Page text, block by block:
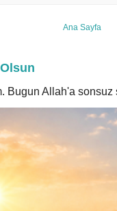
Ana Sayfa
Bugun Allah'a